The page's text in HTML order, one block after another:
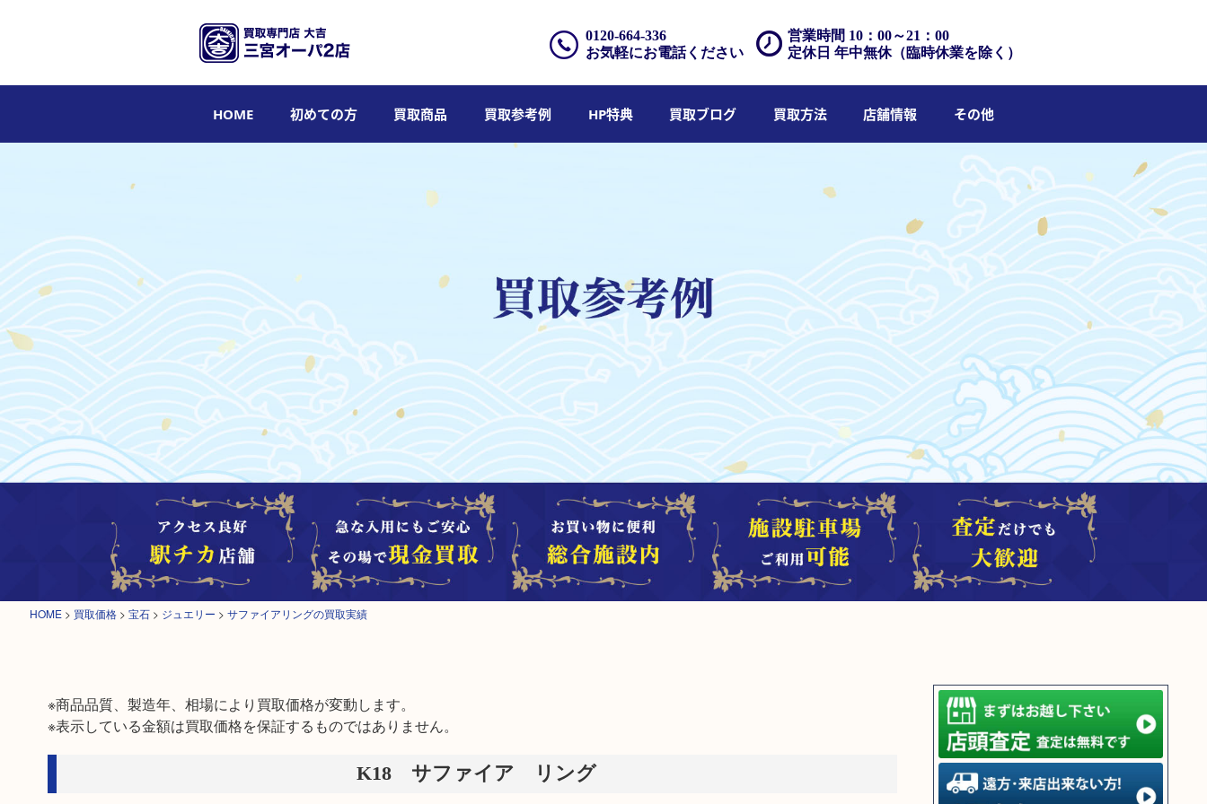
営業時間 10：00～21：00
定休日 年中無休（臨時休業を除く）
0120-664-336
お気軽にお電話ください
HOME 初めての方 買取商品 買取参考例 HP特典 買取ブログ 買取方法 店舗情報 その他
HOME > 買取価格 > 宝石 > ジュエリー > サファイアリングの買取実績
※商品品質、製造年、相場により買取価格が変動します。
※表示している金額は買取価格を保証するものではありません。
K18 サファイア リング